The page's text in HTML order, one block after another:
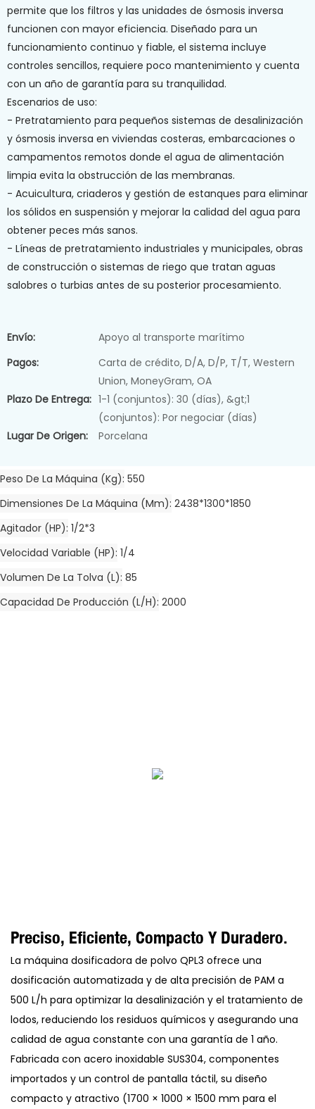
permite que los filtros y las unidades de ósmosis inversa
funcionen con mayor eficiencia. Diseñado para un
funcionamiento continuo y fiable, el sistema incluye
controles sencillos, requiere poco mantenimiento y cuenta
con un año de garantía para su tranquilidad.
Escenarios de uso:
- Pretratamiento para pequeños sistemas de desalinización
y ósmosis inversa en viviendas costeras, embarcaciones o
campamentos remotos donde el agua de alimentación
limpia evita la obstrucción de las membranas.
- Acuicultura, criaderos y gestión de estanques para eliminar
los sólidos en suspensión y mejorar la calidad del agua para
obtener peces más sanos.
- Líneas de pretratamiento industriales y municipales, obras
de construcción o sistemas de riego que tratan aguas
salobres o turbias antes de su posterior procesamiento.
Envío:
Apoyo al transporte marítimo
Pagos:
Carta de crédito, D/A, D/P, T/T, Western
Union, MoneyGram, OA
Plazo De Entrega: 1-1 (conjuntos): 30 (días), &gt;1
(conjuntos): Por negociar (días)
Lugar De Origen:
Porcelana
Peso De La Máquina (kg) 550
Dimensiones De La Máquina (mm) 2438*1300*1850
Agitador (HP) 1/2*3
Velocidad Variable (HP) 1/4
Volumen De La Tolva (L) 85
Capacidad De Producción (L/h) 2000
Preciso, Eficiente, Compacto Y Duradero.
La máquina dosificadora de polvo QPL3 ofrece una
dosificación automatizada y de alta precisión de PAM a
500 L/h para optimizar la desalinización y el tratamiento de
lodos, reduciendo los residuos químicos y asegurando una
calidad de agua constante con una garantía de 1 año.
Fabricada con acero inoxidable SUS304, componentes
importados y un control de pantalla táctil, su diseño
compacto y atractivo (1700 × 1000 × 1500 mm para el